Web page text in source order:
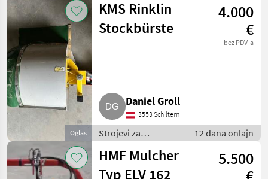
Ostali strojevi za
vinogradarstvo
Oglas
KMS Rinklin
Stockbürste
4.000
€
bez PDV-a
Daniel Groll
3553 Schiltern
Strojevi za
vinogradarstvo /
Ostali strojevi za
vinogradarstvo
12 dana onlajn
HMF Mulcher
Typ ELV 162
5.500